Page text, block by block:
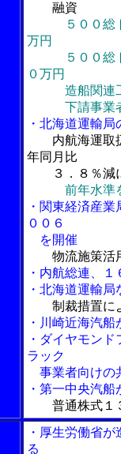
融資
５００
万円
５００総ト
０万円
造船関連工
下請事業者
・北海道運輸
内航海運取
年同月比
３．８％減
前年水準
・関東経済産
００６
を開催
物流施策活
・内航総連、
・北海道運輸
制裁措置に
・川崎近海汽
・ダイヤモン
ラック
事業者向けの
・第一中央汽
普通株式１
・厚生労働省
る